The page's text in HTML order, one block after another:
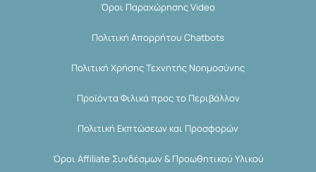
Όροι Παραχώρησης Video
Πολιτική Απορρήτου Chatbots
Πολιτική Χρήσης Τεχνητής Νοημοσύνης
Προϊόντα Φιλικά προς το Περιβάλλον
Πολιτική Εκπτώσεων και Προσφορών
Όροι Affiliate Συνδέσμων & Προωθητικού Υλικού